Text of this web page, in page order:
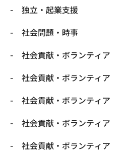
独立・起業支援
社会問題・時事
社会貢献・ボランティア
社会貢献・ボランティア
社会貢献・ボランティア
社会貢献・ボランティア
社会貢献・ボランティア